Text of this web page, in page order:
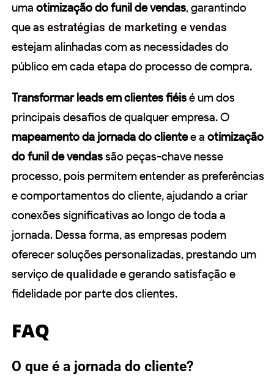
uma otimização do funil de vendas, garantindo
que asestratégias de marketing e vendas
estejam alinhadas com as necessidades do
público em cada etapa do processo de compra.
Transformar leads em clientes fiéisé um dos
principais desafios de qualquer empresa. O
mapeamento da jornada do clientee a otimização
do funil de vendassão peças-chave nesse
processo, pois permitem entender as preferências
e comportamentos do cliente, ajudando a criar
conexões significativas ao longo de toda a
jornada. Dessa forma, as empresas podem
oferecer soluções personalizadas, prestando um
serviço dequalidadee gerando satisfação e
fidelidade por parte dos clientes.
FAQ
O que é a jornada do cliente?